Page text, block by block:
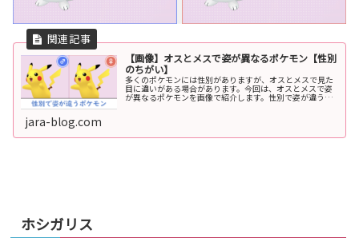
【画像】オスとメスで姿が異なるポケモン【性別
のちがい】
多くのポケモンには性別がありますが、オスとメスで見た
目に違いがある場合があります。今回は、オスとメスで姿
が異なるポケモンを画像で紹介します。性別で姿が違うポ
jara-blog.com
ホシガリス